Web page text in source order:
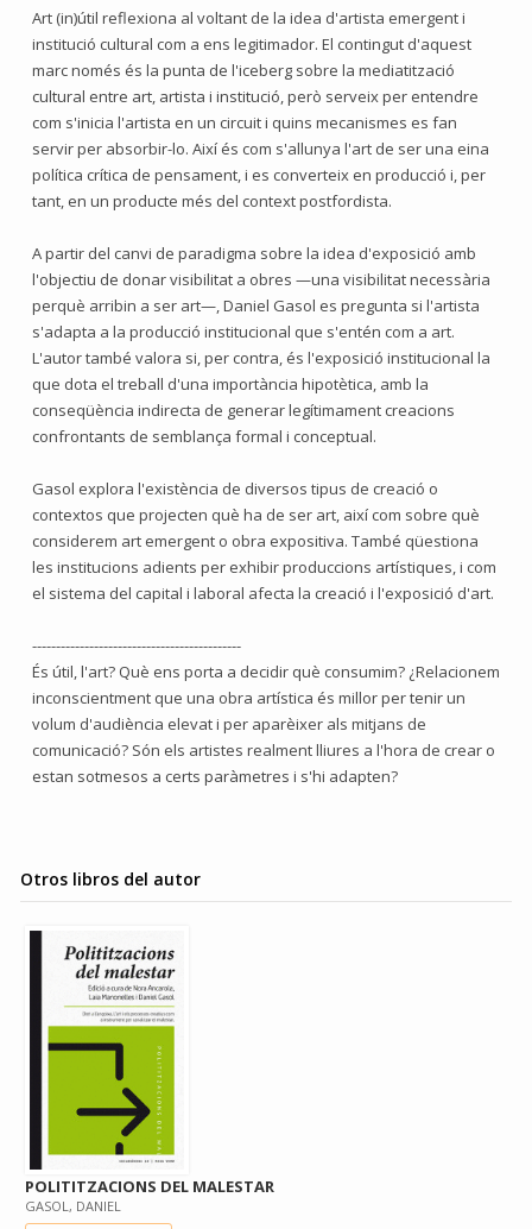
Art (in)útil reflexiona al voltant de la idea d'artista emergent i
institució cultural com a ens legitimador. El contingut d'aquest
marc només és la punta de l'iceberg sobre la mediatització
cultural entre art, artista i institució, però serveix per entendre
com s'inicia l'artista en un circuit i quins mecanismes es fan
servir per absorbir-lo. Així és com s'allunya l'art de ser una eina
política crítica de pensament, i es converteix en producció i, per
tant, en un producte més del context postfordista.
A partir del canvi de paradigma sobre la idea d'exposició amb
l'objectiu de donar visibilitat a obres —una visibilitat necessària
perquè arribin a ser art—, Daniel Gasol es pregunta si l'artista
s'adapta a la producció institucional que s'entén com a art.
L'autor també valora si, per contra, és l'exposició institucional la
que dota el treball d'una importància hipotètica, amb la
conseqüència indirecta de generar legítimament creacions
confrontants de semblança formal i conceptual.
Gasol explora l'existència de diversos tipus de creació o
contextos que projecten què ha de ser art, així com sobre què
considerem art emergent o obra expositiva. També qüestiona
les institucions adients per exhibir produccions artístiques, i com
el sistema del capital i laboral afecta la creació i l'exposició d'art.
--------------------------------------------
És útil, l'art? Què ens porta a decidir què consumim? ¿Relacionem
inconscientment que una obra artística és millor per tenir un
volum d'audiència elevat i per aparèixer als mitjans de
comunicació? Són els artistes realment lliures a l'hora de crear o
estan sotmesos a certs paràmetres i s'hi adapten?
Otros libros del autor
POLITITZACIONS DEL MALESTAR
GASOL, DANIEL